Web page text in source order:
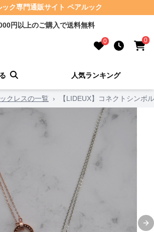
ック専門通販サイト ペアルック
円以上のご購入で送料無料
0 0
人気ランキング
クレスの一覧 › 【LIDEUX】コネクトシンボ